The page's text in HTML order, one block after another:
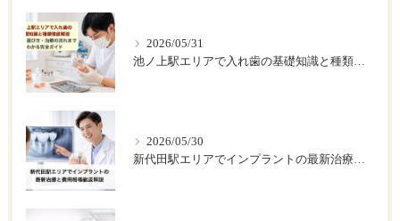
2026/05/31
池ノ上駅エリアで入れ歯の基礎知識と種類徹底解説｜費用・選び方・治療の流れまでわかる完全ガイド
2026/05/30